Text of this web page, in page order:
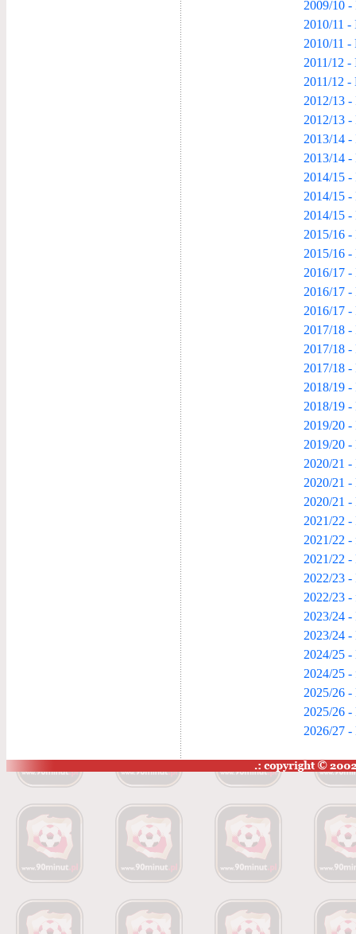
2009/10 -
2010/11 -
2010/11 -
2011/12 -
2011/12 -
2012/13 -
2012/13 -
2013/14 -
2013/14 -
2014/15 -
2014/15 -
2014/15 -
2015/16 -
2015/16 -
2016/17
2016/17 -
2016/17 -
2017/18
2017/18 -
2017/18 -
2018/19
2018/19 -
2019/20
2019/20 -
2020/21
2020/21 -
2020/21 -
2021/22
2021/22
2021/22 -
2022/23
2022/23
2023/24
2023/24 -
2024/25
2024/25
2025/26
2025/26 -
2026/27